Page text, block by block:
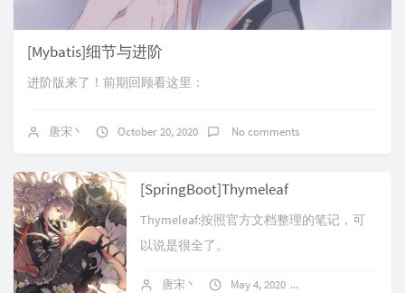
[Mybatis]细节与进阶
进阶版来了！前期回顾看这里：
唐宋丶 October 20, 2020 No comments
[SpringBoot]Thymeleaf
Thymeleaf:按照官方文档整理的笔记，可
以说是很全了。
唐宋丶 May 4, 2020